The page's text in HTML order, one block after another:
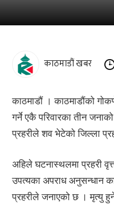
काठमाडौं खबर
काठमाडौं । काठमाडौंको
गर्ने एकै परिवारका तीन
प्रहरीले शव भेटेको जिल्ला
अहिले घटनास्थलमा प्रहरी
उपत्यका अपराध अनुसन्धान
प्रहरीले जनाएको छ । मृत्यु